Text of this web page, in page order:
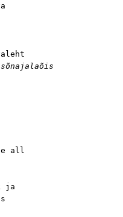
sõnajalaõis
all
ja